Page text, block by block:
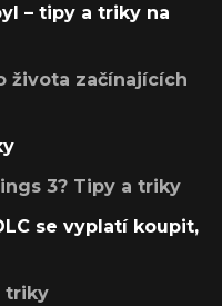
– tipy a triky na
života začínajících
3? Tipy a triky
se vyplatí koupit,
triky